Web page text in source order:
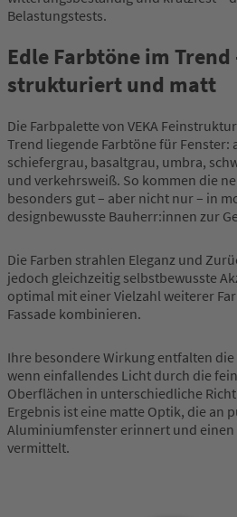
Belastungstests.
Edle Farbtöne im Trend
strukturiert und matt
Die Farbpalette von VEKA
Trend liegende Farbtöne für Fenster:
schiefergrau, basaltgrau, umbra,
und verkehrsweiß. So kommen die
besonders gut – aber nicht nur – in
designbewusste Bauherr:innen zur
Die Farben strahlen Eleganz und
jedoch gleichzeitig selbstbewusste
optimal mit einer Vielzahl weiterer
Fassade kombinieren.
Ihre besondere Wirkung entfalten
wenn einfallendes Licht durch die
Oberflächen in unterschiedliche
Ergebnis ist eine matte Optik, die an
Aluminiumfenster erinnert und
vermittelt.